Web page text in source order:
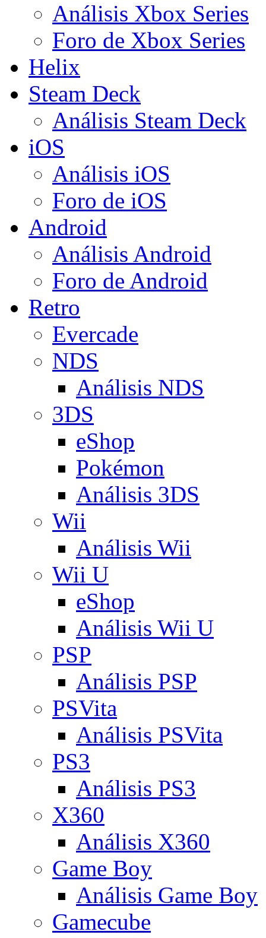
Análisis Xbox Series
Foro de Xbox Series
Helix
Steam Deck
Análisis Steam Deck
iOS
Análisis iOS
Foro de iOS
Android
Análisis Android
Foro de Android
Retro
Evercade
NDS
Análisis NDS
3DS
eShop
Pokémon
Análisis 3DS
Wii
Análisis Wii
Wii U
eShop
Análisis Wii U
PSP
Análisis PSP
PSVita
Análisis PSVita
PS3
Análisis PS3
X360
Análisis X360
Game Boy
Análisis Game Boy
Gamecube